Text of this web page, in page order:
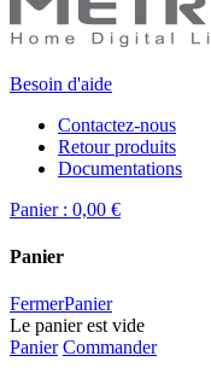
Besoin d'aide
Contactez-nous
Retour produits
Documentations
Panier : 0,00 €
Panier
FermerPanier
Le panier est vide
Panier Commander